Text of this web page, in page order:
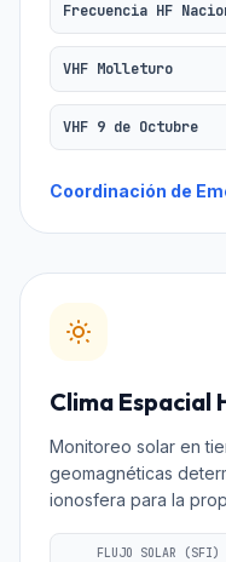
Frecuencia HF
VHF Molleturo
VHF 9 de Octubre
Coordinación de
Clima Espacial
Monitoreo solar en
geomagnéticas
ionosfera para la
FLUJO SOLAR (SFI)